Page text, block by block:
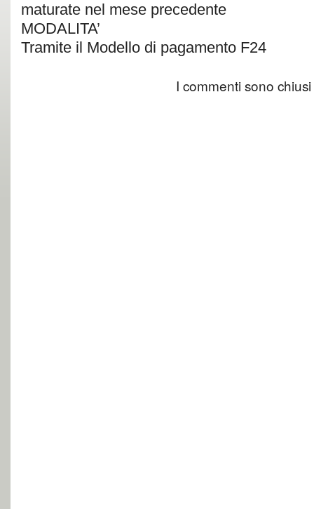
maturate nel mese precedente
MODALITA’
Tramite il Modello di pagamento F24
I commenti sono chiusi